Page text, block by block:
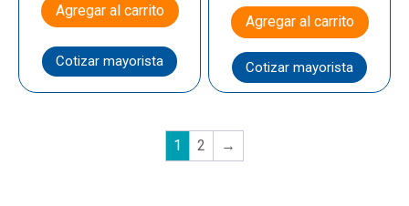
Agregar al carrito
Cotizar mayorista
Agregar al carrito
Cotizar mayorista
1 2 →